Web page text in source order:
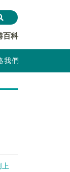
百科
我們
上